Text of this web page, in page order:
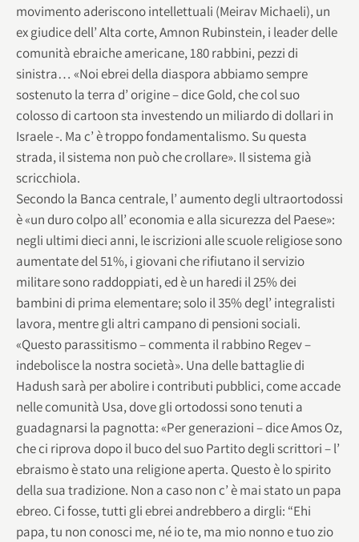
movimento aderiscono intellettuali (Meirav Michaeli), un
ex giudice dell’ Alta corte, Amnon Rubinstein, i leader delle
comunità ebraiche americane, 180 rabbini, pezzi di
sinistra… «Noi ebrei della diaspora abbiamo sempre
sostenuto la terra d’ origine – dice Gold, che col suo
colosso di cartoon sta investendo un miliardo di dollari in
Israele -. Ma c’ è troppo fondamentalismo. Su questa
strada, il sistema non può che crollare». Il sistema già
scricchiola.
Secondo la Banca centrale, l’ aumento degli ultraortodossi
è «un duro colpo all’ economia e alla sicurezza del Paese»:
negli ultimi dieci anni, le iscrizioni alle scuole religiose sono
aumentate del 51%, i giovani che rifiutano il servizio
militare sono raddoppiati, ed è un haredi il 25% dei
bambini di prima elementare; solo il 35% degl’ integralisti
lavora, mentre gli altri campano di pensioni sociali.
«Questo parassitismo – commenta il rabbino Regev –
indebolisce la nostra società». Una delle battaglie di
Hadush sarà per abolire i contributi pubblici, come accade
nelle comunità Usa, dove gli ortodossi sono tenuti a
guadagnarsi la pagnotta: «Per generazioni – dice Amos Oz,
che ci riprova dopo il buco del suo Partito degli scrittori – l’
ebraismo è stato una religione aperta. Questo è lo spirito
della sua tradizione. Non a caso non c’ è mai stato un papa
ebreo. Ci fosse, tutti gli ebrei andrebbero a dirgli: “Ehi
papa, tu non conosci me, né io te, ma mio nonno e tuo zio